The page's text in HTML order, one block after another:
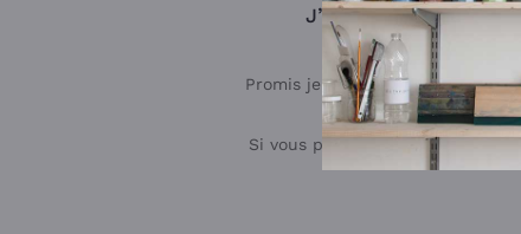
J’ai un peu le
Promis je vais vite sécher mes
Si vous préférez rester en